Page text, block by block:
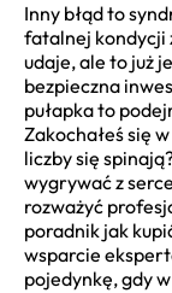
Inny błąd to
fatalnej kondycji
udaje, ale to już
bezpieczna
pułapka to
Zakochałeś się
liczby się
wygrywać z
rozważyć
poradnik jak
wsparcie
pojedynkę, gdy